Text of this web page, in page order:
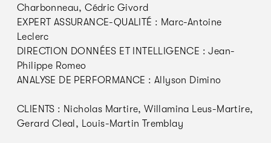
Charbonneau, Cédric Givord
EXPERT ASSURANCE-QUALITÉ : Marc-Antoine
Leclerc
DIRECTION DONNÉES ET INTELLIGENCE : Jean-
Philippe Romeo
ANALYSE DE PERFORMANCE : Allyson Dimino
CLIENTS : Nicholas Martire, Willamina Leus-Martire,
Gerard Cleal, Louis-Martin Tremblay